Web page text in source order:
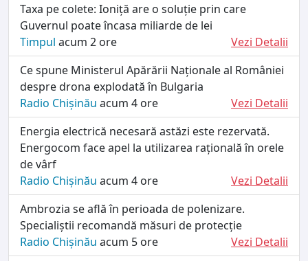
Taxa pe colete: Ioniță are o soluție prin care
Guvernul poate încasa miliarde de lei
Timpul acum 2 ore
Vezi Detalii
Ce spune Ministerul Apărării Naționale al României
despre drona explodată în Bulgaria
Radio Chișinău acum 4 ore
Vezi Detalii
Energia electrică necesară astăzi este rezervată.
Energocom face apel la utilizarea rațională în orele
de vârf
Radio Chișinău acum 4 ore
Vezi Detalii
Ambrozia se află în perioada de polenizare.
Specialiștii recomandă măsuri de protecție
Radio Chișinău acum 5 ore
Vezi Detalii